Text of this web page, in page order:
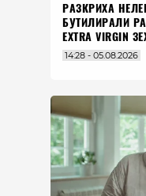
РАЗКРИХА
БУТИЛИРАЛИ
EXTRA VIRGIN
14:28 - 05.08.2026